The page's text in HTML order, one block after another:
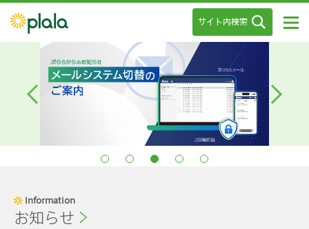
サイト内検索
Information
お知らせ